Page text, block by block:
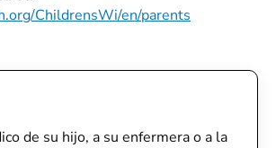
ChildrensWi/en/parents
de su hijo, a su enfermera o a la